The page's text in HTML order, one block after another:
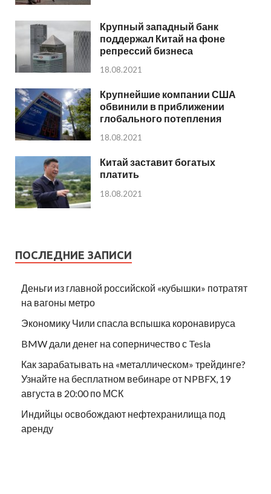
Крупный западный банк
поддержал Китай на фоне
репрессий бизнеса
18.08.2021
Крупнейшие компании США
обвинили в приближении
глобального потепления
18.08.2021
Китай заставит богатых
платить
18.08.2021
ПОСЛЕДНИЕ ЗАПИСИ
Деньги из главной российской «кубышки» потратят
на вагоны метро
Экономику Чили спасла вспышка коронавируса
BMW дали денег на соперничество с Tesla
Как зарабатывать на «металлическом» трейдинге?
Узнайте на бесплатном вебинаре от NPBFX, 19
августа в 20:00 по МСК
Индийцы освобождают нефтехранилища под
аренду